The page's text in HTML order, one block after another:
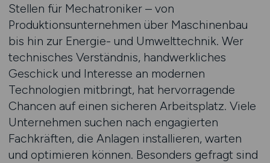
Stellen für Mechatroniker – von
Produktionsunternehmen über Maschinenbau
bis hin zur Energie- und Umwelttechnik. Wer
technisches Verständnis, handwerkliches
Geschick und Interesse an modernen
Technologien mitbringt, hat hervorragende
Chancen auf einen sicheren Arbeitsplatz. Viele
Unternehmen suchen nach engagierten
Fachkräften, die Anlagen installieren, warten
und optimieren können. Besonders gefragt sind